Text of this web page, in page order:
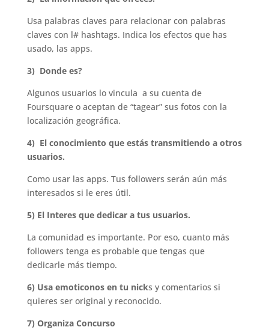
Usa palabras claves para relacionar con palabras
claves con l# hashtags. Indica los efectos que has
usado, las apps.
3) Donde es?
Algunos usuarios lo vincula a su cuenta de
Foursquare o aceptan de “tagear” sus fotos con la
localización geográfica.
4) El conocimiento que estás transmitiendo a otros
usuarios.
Como usar las apps. Tus followers serán aún más
interesados si le eres útil.
5) El Interes que dedicar a tus usuarios.
La comunidad es importante. Por eso, cuanto más
followers tenga es probable que tengas que
dedicarle más tiempo.
6) Usa emoticonos en tu nicks y comentarios si
quieres ser original y reconocido.
7) Organiza Concurso